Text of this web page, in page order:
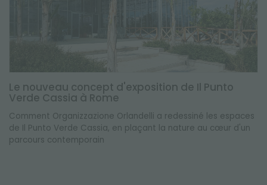
Le nouveau concept d'exposition de Il Punto
Verde Cassia à Rome
Comment Organizzazione Orlandelli a redessiné les espaces
de Il Punto Verde Cassia, en plaçant la nature au cœur d'un
parcours contemporain